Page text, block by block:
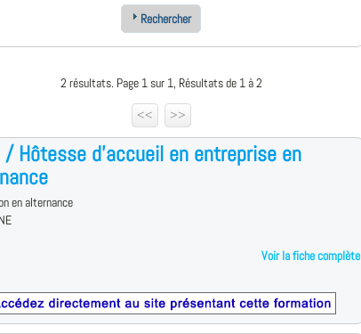
Rechercher
2 résultats. Page 1 sur 1, Résultats de 1 à 2
<<
>>
/ Hôtesse d'accueil en entreprise en
en alternance
Voir la fiche complète